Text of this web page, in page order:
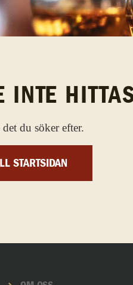
INTE
du söker efter.
STARTSIDAN